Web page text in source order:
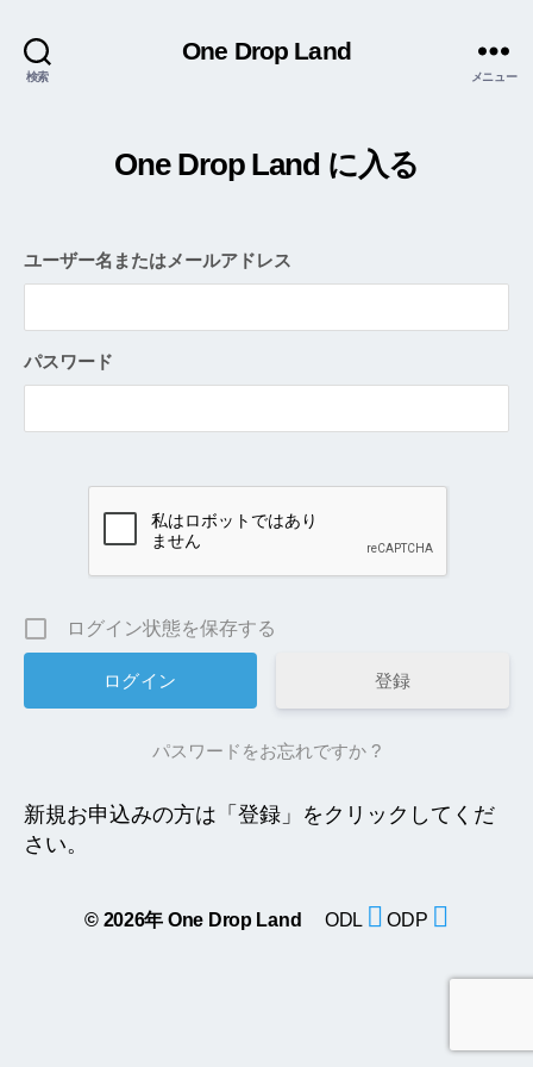
検索
One Drop Land
メニュー
One Drop Land に入る
ユーザー名またはメールアドレス
パスワード
ログイン状態を保存する
登録
パスワードをお忘れですか ?
新規お申込みの方は「登録」をクリックしてくだ
さい。
© 2026年 One Drop Land ODL ODP